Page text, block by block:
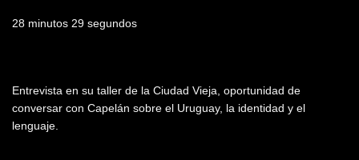
28 minutos 29 segundos
Entrevista en su taller de la Ciudad Vieja, oportunidad de
conversar con Capelán sobre el Uruguay, la identidad y el
lenguaje.